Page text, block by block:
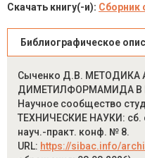
Скачать книгу(-и): Сборник
Библиографическое
Сыченко Д.В. МЕТОДИКА
ДИМЕТИЛФОРМАМИДА В
Научное сообщество
ТЕХНИЧЕСКИЕ НАУКИ: сб.
науч.-практ. конф. № 8.
URL: https://sibac.info/